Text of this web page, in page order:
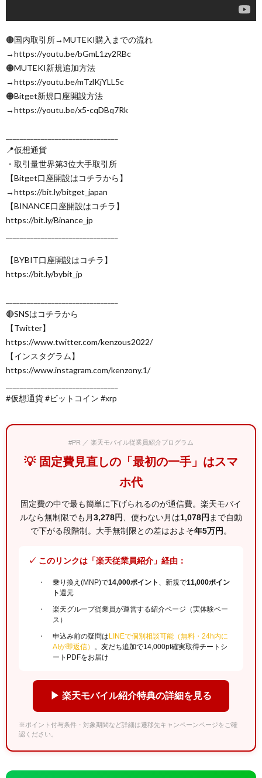
🟠国内取引所→MUTEKI購入までの流れ
→https://youtu.be/bGmL1zy2RBc
🟠MUTEKI新規追加方法
→https://youtu.be/mTzlKjYLL5c
🟠Bitget新規口座開設方法
→https://youtu.be/x5-cqDBq7Rk
📍仮想通貨
・取引量世界第3位大手取引所
【Bitget口座開設はコチラから】
→https://bit.ly/bitget_japan
【BINANCE口座開設はコチラ】
https://bit.ly/Binance_jp
【BYBIT口座開設はコチラ】
https://bit.ly/bybit_jp
🔴SNSはコチラから
【Twitter】
https://www.twitter.com/kenzous2022/
【インスタグラム】
https://www.instagram.com/kenzony.1/
#仮想通貨 #ビットコイン #xrp
#PR ／ 楽天モバイル従業員紹介プログラム
💡 固定費見直しの「最初の一手」はスマ
ホ代
固定費の中で最も簡単に下げられるのが通信費。楽天モバイ
ルなら無制限でも月3,278円 、使わない月は1,078円 まで自動
で下がる段階制。大手無制限との差はおよそ年5万円。
✓ このリンクは「楽天従業員紹介」経由：
乗り換え(MNP)で14,000ポイント 、新規で11,000ポイン
ト還元
楽天グループ従業員が運営する紹介ページ（実体験ベー
ス）
申込み前の疑問はLINEで個別相談可能（無料・24h内に
AIが即返信）
。友だち追加で14,000pt確実取得チートシ
ートPDFをお届け
▶ 楽天モバイル紹介特典の詳細を見る
※ポイント付与条件・対象期間など詳細は遷移先キャンペーンページをご確
認ください。